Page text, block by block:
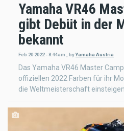
Yamaha VR46
gibt Debüt in der
bekannt
Feb 20 2022 - 8:44am , byYamaha Austria
Das Yamaha VR46 Master
offiziellen 2022 Farben für ihr
die Weltmeisterschaft